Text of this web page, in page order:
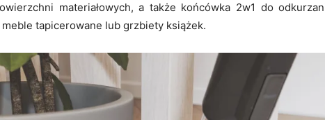
materiałowych, a także końcówka 2w1 do
tapicerowane lub grzbiety książek.